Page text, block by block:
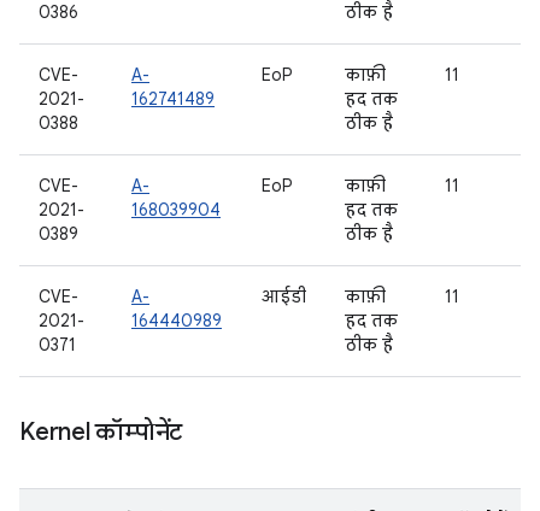
0386
ठीक है
CVE-
2021-
0388
A-
162741489
EoP
काफ़ी
हद तक
ठीक है
11
CVE-
2021-
0389
A-
168039904
EoP
काफ़ी
हद तक
ठीक है
11
CVE-
2021-
0371
A-
164440989
आईडी
काफ़ी
हद तक
ठीक है
11
Kernel कॉम्पोनेंट